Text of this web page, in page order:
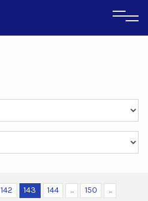
142 143 144 ... 150
...